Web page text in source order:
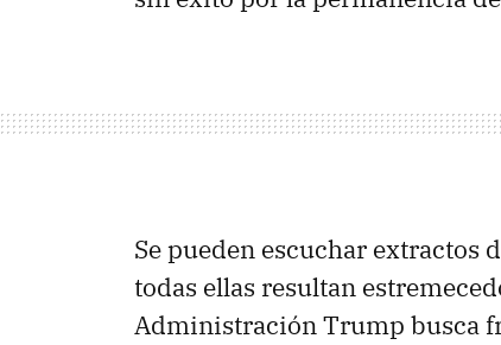
Se pueden escuchar extractos
todas ellas resultan
Administración Trump busca